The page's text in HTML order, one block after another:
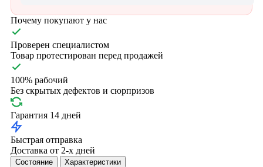
Почему покупают у нас
Проверен специалистом
Товар протестирован перед продажей
100% рабочий
Без скрытых дефектов и сюрпризов
Гарантия 14 дней
Быстрая отправка
Доставка от 2-х дней
Состояние Характеристики